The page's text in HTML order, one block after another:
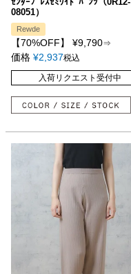
08051）
Rewde
【70%OFF】 ¥9,790⇒
価格 ¥2,937税込
入荷リクエスト受付中